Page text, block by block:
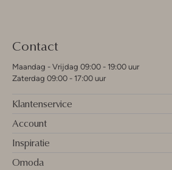
Contact
Maandag - Vrijdag 09:00 - 19:00 uur
Zaterdag 09:00 - 17:00 uur
Klantenservice
Account
Inspiratie
Omoda